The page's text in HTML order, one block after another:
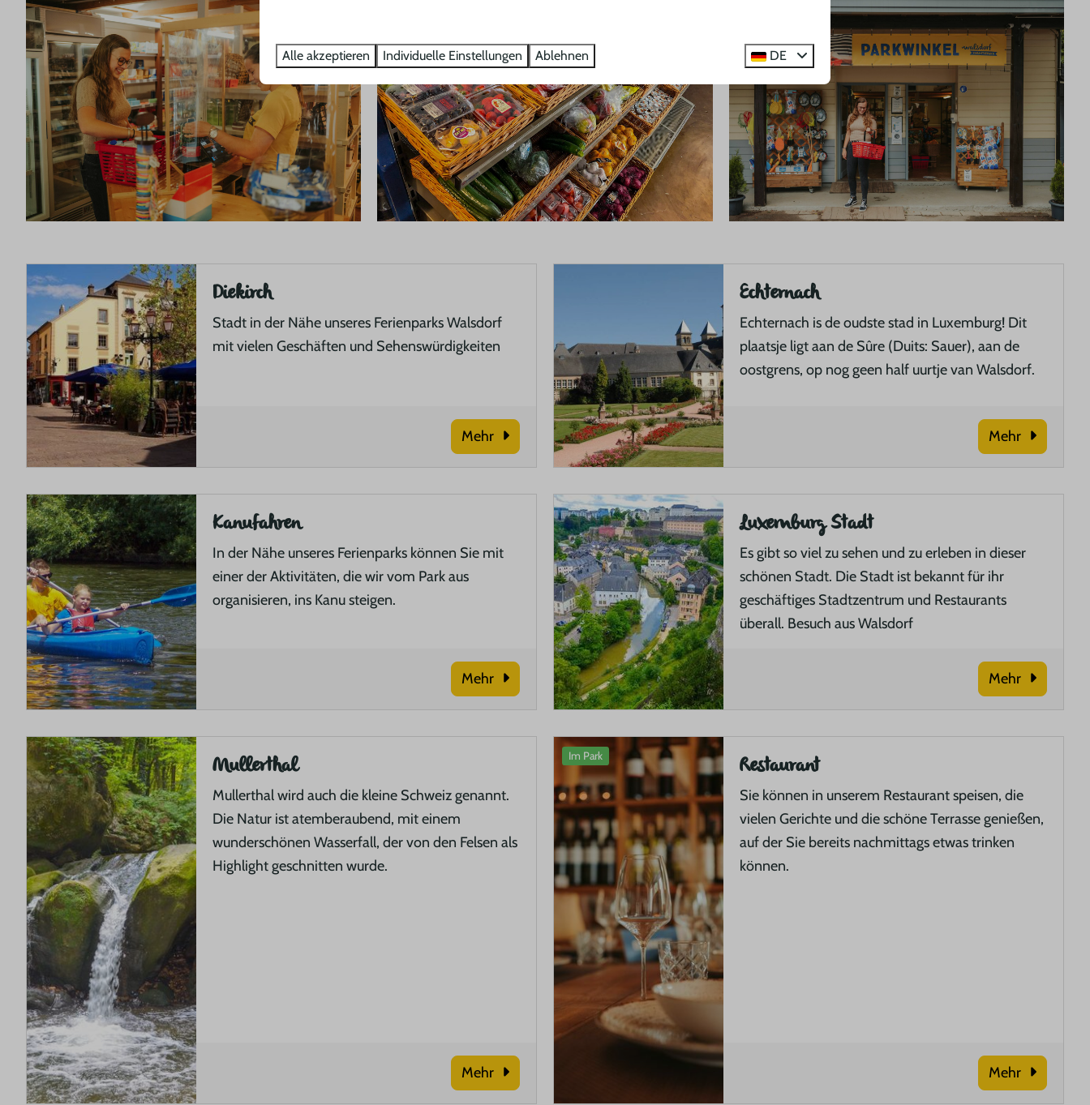
Diekirch
Stadt in der Nähe unseres Ferienparks Walsdorf
mit vielen Geschäften und Sehenswürdigkeiten
Mehr
Echternach
Echternach is de oudste stad in Luxemburg! Dit
plaatsje ligt aan de Sûre (Duits: Sauer), aan de
oostgrens, op nog geen half uurtje van Walsdorf.
Mehr
Kanufahren
In der Nähe unseres Ferienparks können Sie mit
einer der Aktivitäten, die wir vom Park aus
organisieren, ins Kanu steigen.
Mehr
Luxemburg Stadt
Es gibt so viel zu sehen und zu erleben in dieser
schönen Stadt. Die Stadt ist bekannt für ihr
geschäftiges Stadtzentrum und Restaurants
überall. Besuch aus Walsdorf
Mehr
Mullerthal
Mullerthal wird auch die kleine Schweiz genannt.
Die Natur ist atemberaubend, mit einem
wunderschönen Wasserfall, der von den Felsen als
Highlight geschnitten wurde.
Mehr
Im Park Restaurant
Sie können in unserem Restaurant speisen, die
vielen Gerichte und die schöne Terrasse genießen,
auf der Sie bereits nachmittags etwas trinken
können.
Mehr
Alle akzeptieren Individuelle Einstellungen Ablehnen DE